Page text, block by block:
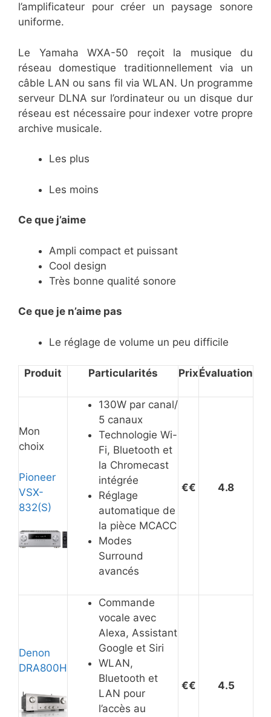
l’amplificateur pour créer un paysage sonore
uniforme.
Le Yamaha WXA-50 reçoit la musique du
réseau domestique traditionnellement via un
câble LAN ou sans fil via WLAN. Un programme
serveur DLNA sur l’ordinateur ou un disque dur
réseau est nécessaire pour indexer votre propre
archive musicale.
Les plus
Les moins
Ce que j’aime
Ampli compact et puissant
Cool design
Très bonne qualité sonore
Ce que je n’aime pas
Le réglage de volume un peu difficile
Produit Particularités PrixÉvaluation
Mon
choix
Pioneer
VSX-
832(S)
130W par canal/
5 canaux
Technologie Wi-
Fi, Bluetooth et
la Chromecast
intégrée
Réglage
automatique de
la pièce MCACC
Modes
Surround
avancés
€€ 4.8
Denon
DRA800H
Commande
vocale avec
Alexa, Assistant
Google et Siri
WLAN,
Bluetooth et
LAN pour
l’accès au
€€ 4.5